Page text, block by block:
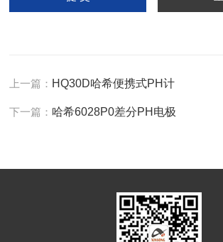
上一篇： HQ30D哈希便携式PH计
下一篇： 哈希6028P0差分PH电极